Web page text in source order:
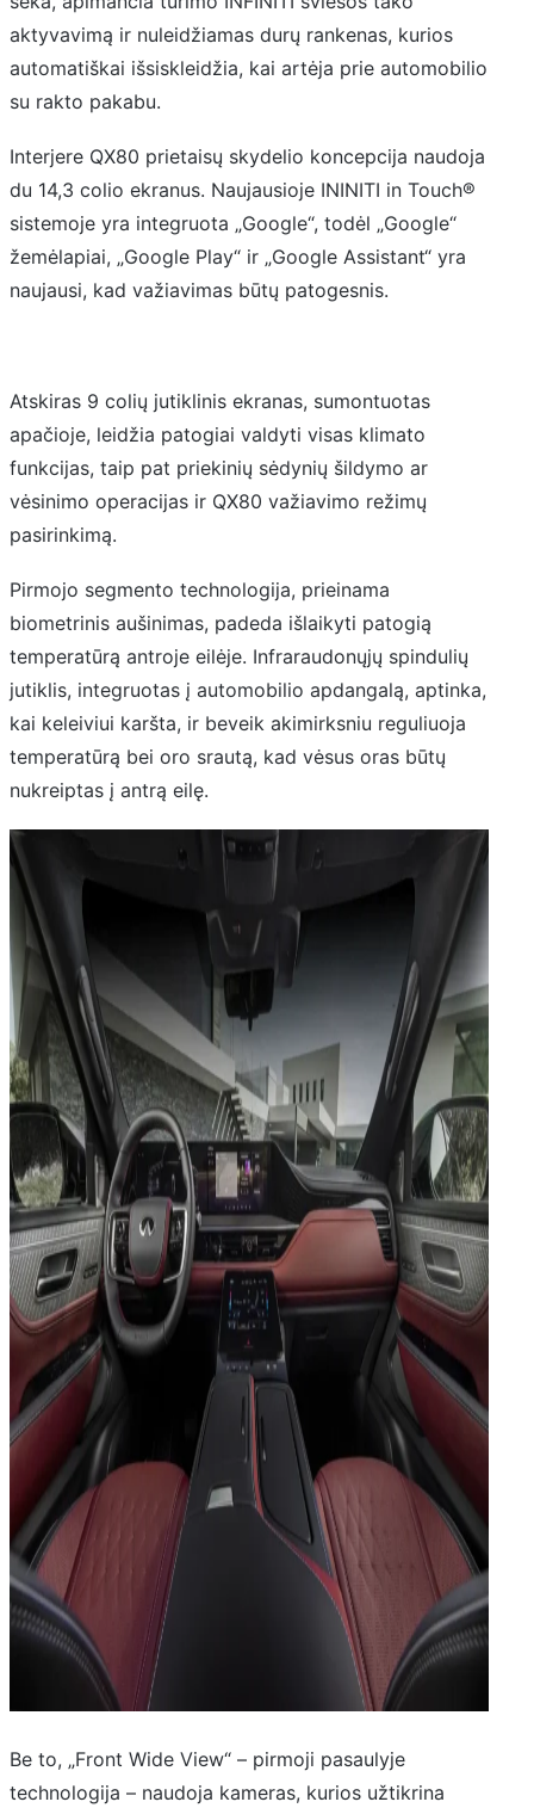
aktyvavimą ir nuleidžiamas durų rankenas, kurios
automatiškai išsiskleidžia, kai artėja prie automobilio
su rakto pakabu.
Interjere QX80 prietaisų skydelio koncepcija naudoja
du 14,3 colio ekranus. Naujausioje ININITI in Touch®
sistemoje yra integruota „Google“, todėl „Google“
žemėlapiai, „Google Play“ ir „Google Assistant“ yra
naujausi, kad važiavimas būtų patogesnis.
Atskiras 9 colių jutiklinis ekranas, sumontuotas
apačioje, leidžia patogiai valdyti visas klimato
funkcijas, taip pat priekinių sėdynių šildymo ar
vėsinimo operacijas ir QX80 važiavimo režimų
pasirinkimą.
Pirmojo segmento technologija, prieinama
biometrinis aušinimas, padeda išlaikyti patogią
temperatūrą antroje eilėje. Infraraudonųjų spindulių
jutiklis, integruotas į automobilio apdangalą, aptinka,
kai keleiviui karšta, ir beveik akimirksniu reguliuoja
temperatūrą bei oro srautą, kad vėsus oras būtų
nukreiptas į antrą eilę.
Be to, „Front Wide View“ – pirmoji pasaulyje
technologija – naudoja kameras, kurios užtikrina